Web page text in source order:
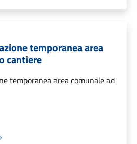
temporanea area
cantiere
temporanea area comunale ad